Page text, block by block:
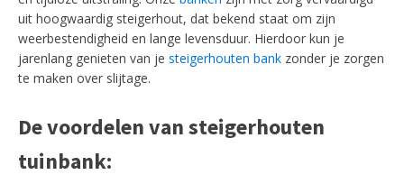
uit hoogwaardig steigerhout, dat bekend staat om zijn
weerbestendigheid en lange levensduur. Hierdoor kun je
jarenlang genieten van je steigerhouten bank zonder je zorgen
te maken over slijtage.
De voordelen van steigerhouten
tuinbank: